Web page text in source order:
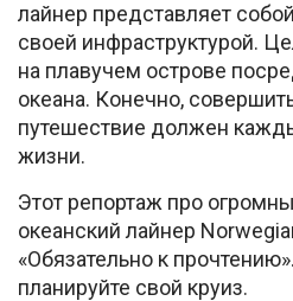
лайнер представляет
своей инфраструктурой.
на плавучем острове
океана. Конечно,
путешествие должен
жизни.
Этот репортаж про
океанский лайнер
«Обязательно к
планируйте свой круиз.